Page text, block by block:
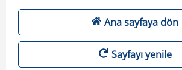
Ana sayfaya dön
Sayfayı yenile